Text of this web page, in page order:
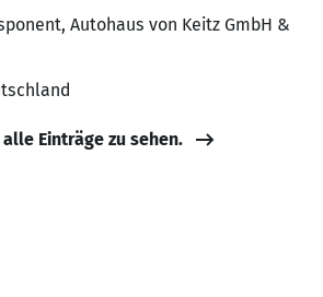
Autohaus von Keitz GmbH &
Einträge zu sehen.